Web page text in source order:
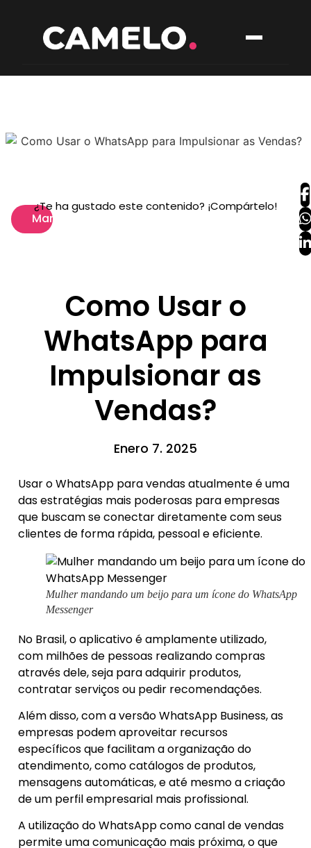
Marketing
¿Te ha gustado este contenido? ¡Compártelo!
Como Usar o
WhatsApp para
Impulsionar as
Vendas?
Enero 7. 2025
Usar o WhatsApp para vendas atualmente é uma
das estratégias mais poderosas para empresas
que buscam se conectar diretamente com seus
clientes de forma rápida, pessoal e eficiente.
Mulher mandando um beijo para um ícone do WhatsApp
Messenger
No Brasil, o aplicativo é amplamente utilizado,
com milhões de pessoas realizando compras
através dele, seja para adquirir produtos,
contratar serviços ou pedir recomendações.
Além disso, com a versão WhatsApp Business, as
empresas podem aproveitar recursos
específicos que facilitam a organização do
atendimento, como catálogos de produtos,
mensagens automáticas, e até mesmo a criação
de um perfil empresarial mais profissional.
A utilização do WhatsApp como canal de vendas
permite uma comunicação mais próxima, o que